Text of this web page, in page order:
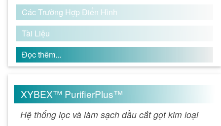
Các Trường Hợp Điển Hình
Tài Liệu
Đọc thêm...
XYBEX™ PurifierPlus™
Hệ thống lọc và làm sạch dầu cắt gọt kim loại